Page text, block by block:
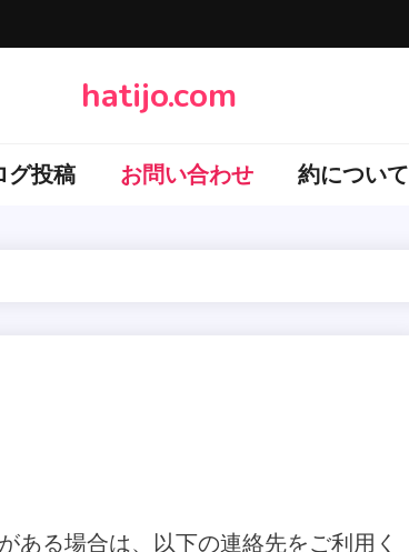
hatijo.com
グ投稿 お問い合わせ 約について
ある場合は、以下の連絡先をご利用く